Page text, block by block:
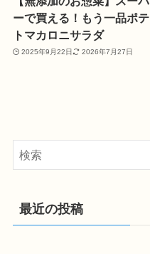
ーで買える！もう一品ポテ
トマカロニサラダ
2025年9月22日 2026年7月27日
最近の投稿